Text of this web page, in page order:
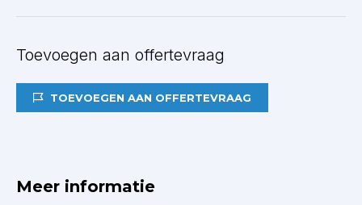
BEWERKEN
Toevoegen aan offertevraag
TOEVOEGEN AAN OFFERTEVRAAG
Meer informatie